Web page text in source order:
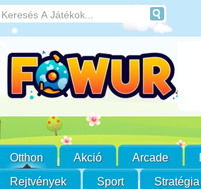
Otthon Akció Arcade
Rejtvények
Sport Stratégia